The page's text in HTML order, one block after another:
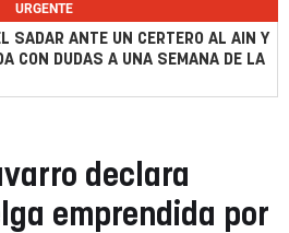
URGENTE
SADAR ANTE UN CERTERO AL AIN Y
CON DUDAS A UNA SEMANA DE LA
declara
emprendida por